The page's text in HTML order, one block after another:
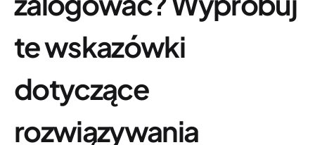
te wskazówki
dotyczące
rozwiązywania